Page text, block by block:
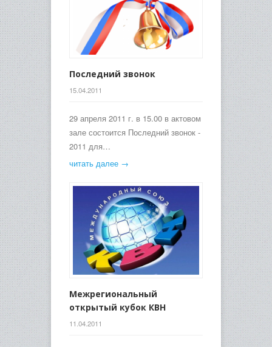
Последний звонок
15.04.2011
29 апреля 2011 г. в 15.00 в актовом
зале состоится Последний звонок -
2011 для…
читать далее →
Межрегиональный
открытый кубок КВН
11.04.2011